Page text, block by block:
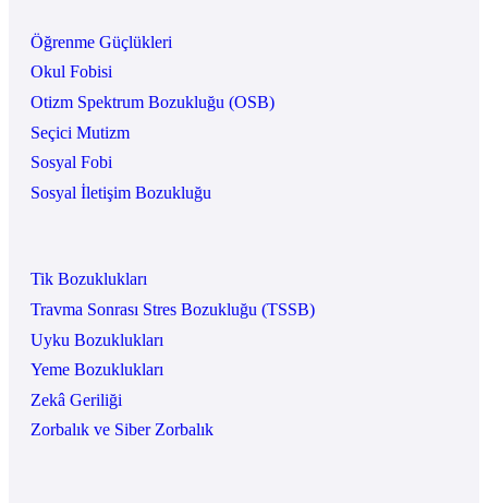
Öğrenme Güçlükleri
Okul Fobisi
Otizm Spektrum Bozukluğu (OSB)
Seçici Mutizm
Sosyal Fobi
Sosyal İletişim Bozukluğu
Tik Bozuklukları
Travma Sonrası Stres Bozukluğu (TSSB)
Uyku Bozuklukları
Yeme Bozuklukları
Zekâ Geriliği
Zorbalık ve Siber Zorbalık